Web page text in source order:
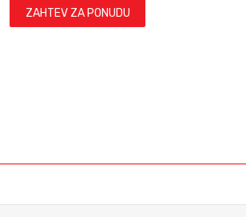
ZAHTEV ZA PONUDU